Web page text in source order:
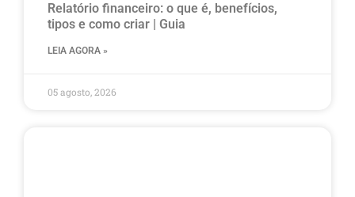
Relatório financeiro: o que é, benefícios,
tipos e como criar | Guia
LEIA AGORA »
05 agosto, 2026